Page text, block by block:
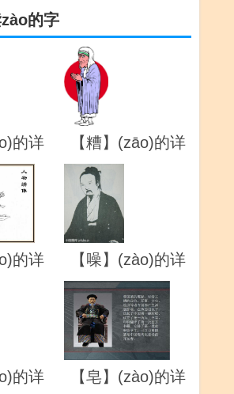
的字
的详
【糟】(zāo)的详
解
的详
【噪】(zào)的详
解
的详
【皂】(zào)的详